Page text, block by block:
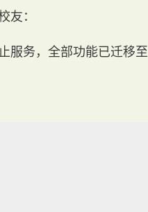
友：
服务，全部功能已迁移至